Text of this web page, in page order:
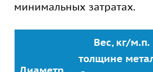
минимальных затратах.
Вес, кг/м.п.
толщине